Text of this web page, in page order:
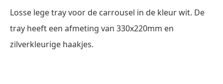
Materialen
aantal
Losse lege tray voor de carrousel in de kleur wit. De
tray heeft een afmeting van 330x220mm en
zilverkleurige haakjes.